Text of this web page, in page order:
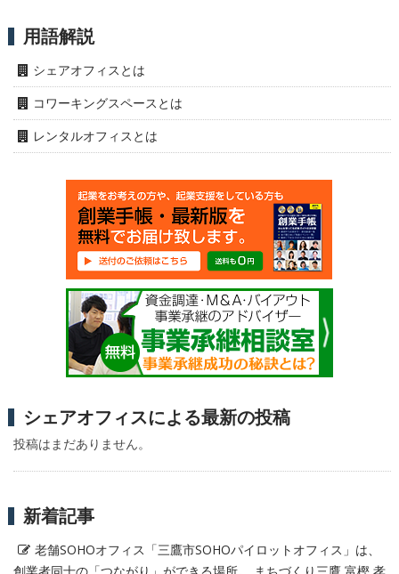
用語解説
シェアオフィスとは
コワーキングスペースとは
レンタルオフィスとは
シェアオフィスによる最新の投稿
投稿はまだありません。
新着記事
老舗SOHOオフィス「三鷹市SOHOパイロットオフィス」は、